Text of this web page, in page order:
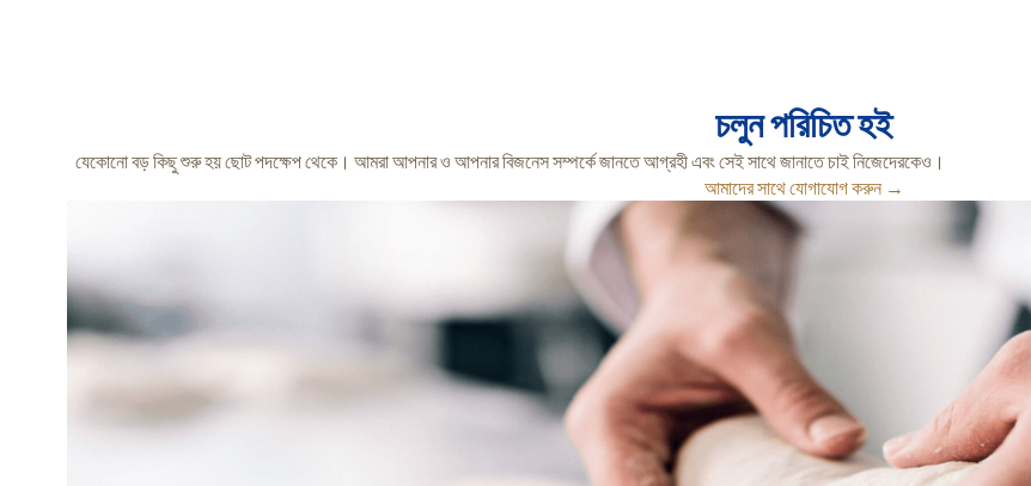
চলুন পরিচিত হই
যেকোনো বড় কিছু শুরু হয় ছোট পদক্ষেপ থেকে। আমরা আপনার ও আপনার বিজনেস সম্পর্কে জানতে আগ্রহী এবং সেই সাথে জানাতে চাই নিজেদেরকেও।
আমাদের সাথে যোগাযোগ করুন →